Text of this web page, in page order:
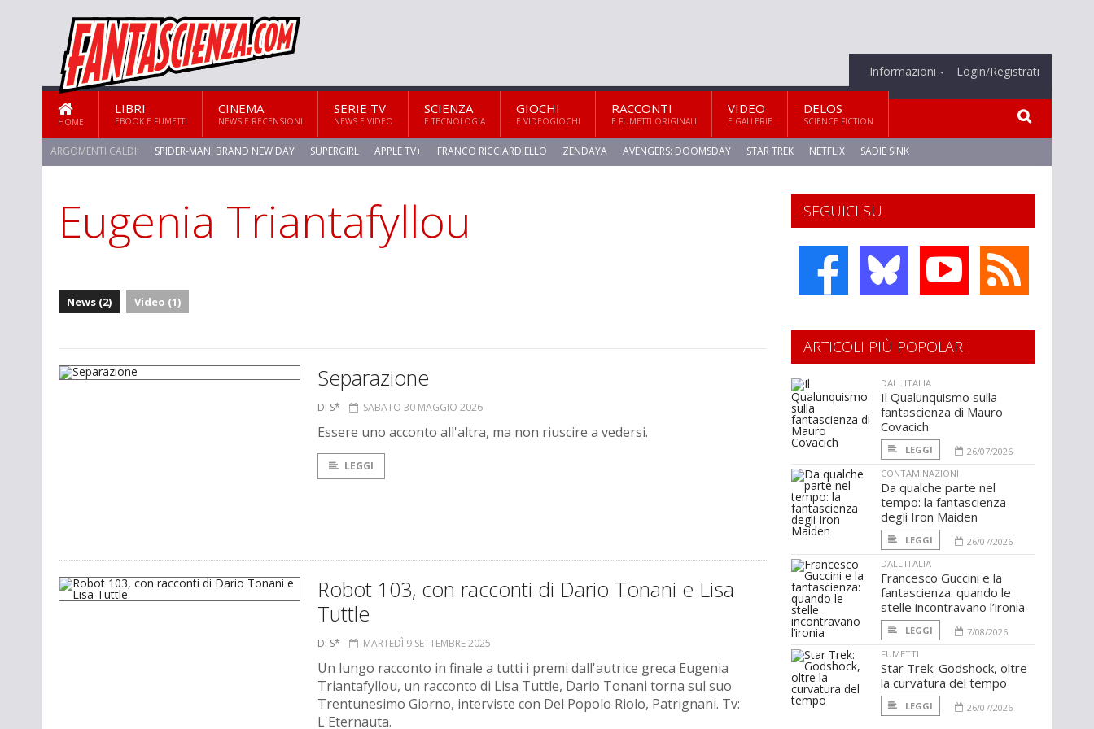
Informazioni Login/Registrati
HOME
LIBRI
EBOOK E FUMETTI
CINEMA
NEWS E RECENSIONI
SERIE TV
NEWS E VIDEO
SCIENZA
E TECNOLOGIA
GIOCHI
E VIDEOGIOCHI
RACCONTI
E FUMETTI ORIGINALI
VIDEO
E GALLERIE
DELOS
SCIENCE FICTION
ARGOMENTI CALDI: SPIDER-MAN: BRAND NEW DAY SUPERGIRL APPLE TV+ FRANCO RICCIARDIELLO ZENDAYA AVENGERS: DOOMSDAY STAR TREK NETFLIX SADIE SINK
STAR TREK: STRANGE NEW WORLDS
Eugenia Triantafyllou
News (2) Video (1)
Separazione
DI S* SABATO 30 MAGGIO 2026
Essere uno acconto all'altra, ma non riuscire a vedersi.
LEGGI
Robot 103, con racconti di Dario Tonani e Lisa
Tuttle
DI S* MARTEDÌ 9 SETTEMBRE 2025
Un lungo racconto in finale a tutti i premi dall'autrice greca Eugenia
Triantafyllou, un racconto di Lisa Tuttle, Dario Tonani torna sul suo
Trentunesimo Giorno, interviste con Del Popolo Riolo, Patrignani. Tv:
L'Eternauta.
SEGUICI SU
ARTICOLI PIÙ POPOLARI
DALL'ITALIA
Il Qualunquismo sulla
fantascienza di Mauro
Covacich
LEGGI
26/07/2026
CONTAMINAZIONI
Da qualche parte nel
tempo: la fantascienza
degli Iron Maiden
LEGGI
26/07/2026
DALL'ITALIA
Francesco Guccini e la
fantascienza: quando le
stelle incontravano l’ironia
LEGGI
7/08/2026
FUMETTI
Star Trek: Godshock, oltre
la curvatura del tempo
LEGGI 26/07/2026